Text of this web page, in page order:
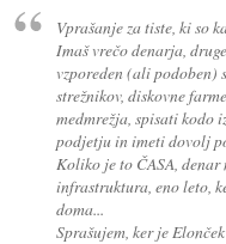
Vprašanje za tiste, ki so
Imaš vrečo denarja,
vzporeden (ali podoben)
strežnikov, diskovne
medmrežja, spisati kodo
podjetju in imeti dovolj
Koliko je to ČASA,
infrastruktura, eno leto,
doma...
Sprašujem, ker je